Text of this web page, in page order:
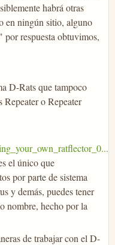
habrá otras
en ningún sitio, alguno
respuesta obtuvimos,
D-Rats que tampoco
o Repeater
el único que
por parte de sistema
y demás, puedes tener
nombre, hecho por la
de trabajar con el D-